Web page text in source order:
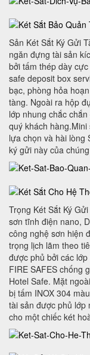
Sản Két Sắt Ký Gửi
ngăn đựng tài sản
bởi tấm thép dày
safe deposit box
bạc, phòng hỏa
tàng. Ngoài ra hộp
lớp nhung chắc
quý khách
lựa chọn và hài lòng
ký gửi này của
Trọng Két Sắt Ký
sơn tĩnh điện nano,
công nghệ sơn hiện
trọng lịch lãm theo
được phủ bởi các
FIRE SAFES chống
Hotel Safe. Mặt
bị tấm INOX 304
tài sản được phủ lớp
cho một chiếc két